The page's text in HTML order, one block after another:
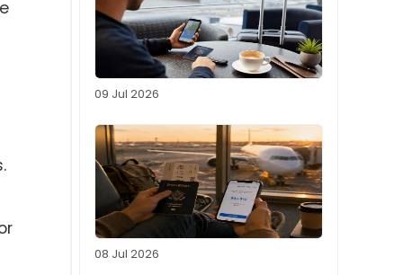
09 Jul 2026
08 Jul 2026